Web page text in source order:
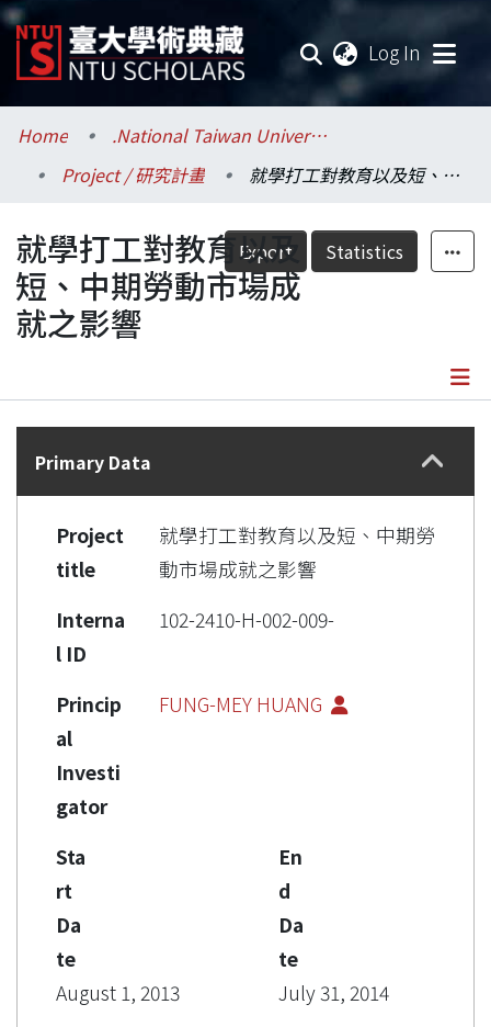
Log In
Communities & Collections
Research Outputs
Fundings & Projects
Researchers
Statistics
Home
.National Taiwan University / 國立臺灣大學
Project / 研究計畫
就學打工對教育以及短、中期勞動市場成就之影響
Export Statistics
就學打工對教育以及
短、中期勞動市場成
就之影響
Details
Primary Data
Project
title
就學打工對教育以及短、中期勞
動市場成就之影響
Interna
l ID
102-2410-H-002-009-
Princip
al
Investi
gator
FUNG-MEY HUANG
Sta
rt
Da
te
August 1, 2013
En
d
Da
te
July 31, 2014